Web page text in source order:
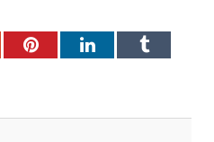
PinterestLinkedInTumblr